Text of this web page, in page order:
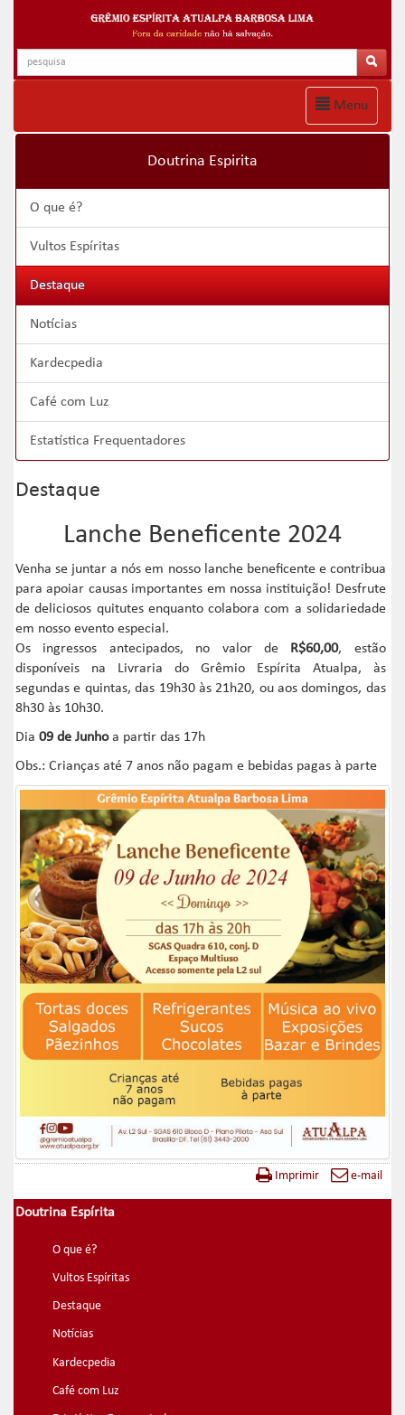
Menu
Doutrina Espirita
O que é?
Vultos Espíritas
Destaque
Notícias
Kardecpedia
Café com Luz
Estatística Frequentadores
Destaque
Lanche Beneficente 2024
Venha se juntar a nós em nosso lanche beneficente e contribua
para apoiar causas importantes em nossa instituição! Desfrute
de deliciosos quitutes enquanto colabora com a solidariedade
em nosso evento especial.
Os ingressos antecipados, no valor de R$60,00, estão
disponíveis na Livraria do Grêmio Espírita Atualpa, às
segundas e quintas, das 19h30 às 21h20, ou aos domingos, das
8h30 às 10h30.
Dia09 de Junhoa partir das 17h
Obs.: Crianças até 7 anos não pagam e bebidas pagas à parte
Imprimir e-mail
Doutrina Espírita
O que é?
Vultos Espíritas
Destaque
Notícias
Kardecpedia
Café com Luz